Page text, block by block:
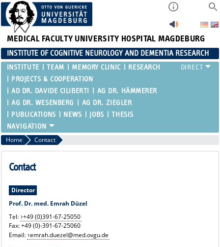
MEDICAL FACULTY UNIVERSITY HOSPITAL MAGDEBURG
INSTITUTE OF COGNITIVE NEUROLOGY AND DEMENTIA RESEARCH
INSTITUTE TEAM MEMORY CLINIC
RESEARCH
PROJECTS & COOPERATION
AD DR. DAVIDE CILIBERTI
AG DR. HÄMMERER
AG DR. WESENBERG
AG DR. ZIEGLER
PUBLICATIONS
NEWS JOBS THESIS
Home Contact
Contact
Director
Prof. Dr. med. Emrah Düzel
Tel: +49 (0)391-67-25050
Fax: +49 (0)-391-67-25060
Email: emrah.duezel@med.ovgu.de